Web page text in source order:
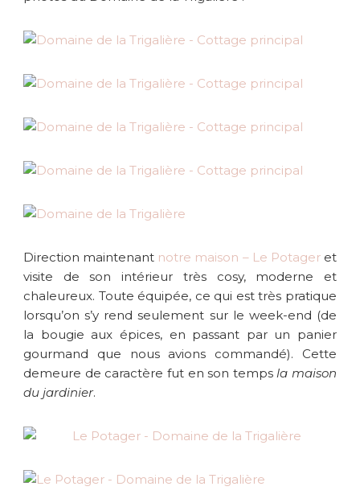
Direction maintenant notre maison – Le Potager et
visite de son intérieur très cosy, moderne et
chaleureux. Toute équipée, ce qui est très pratique
lorsqu’on s’y rend seulement sur le week-end (de
la bougie aux épices, en passant par un panier
gourmand que nous avions commandé). Cette
demeure de caractère fut en son tempsla maison
du jardinier.